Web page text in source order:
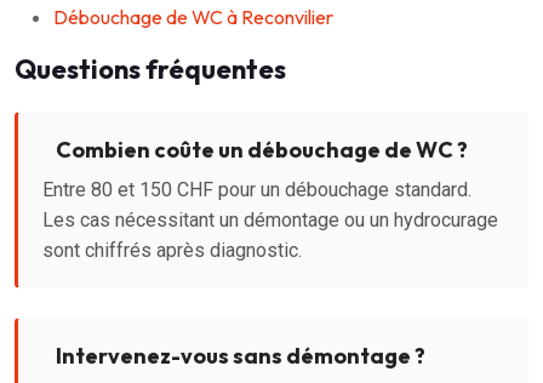
Débouchage de WC à Reconvilier
Questions fréquentes
Combien coûte un débouchage de WC ?
Entre 80 et 150 CHF pour un débouchage standard.
Les cas nécessitant un démontage ou un hydrocurage
sont chiffrés après diagnostic.
Intervenez-vous sans démontage ?